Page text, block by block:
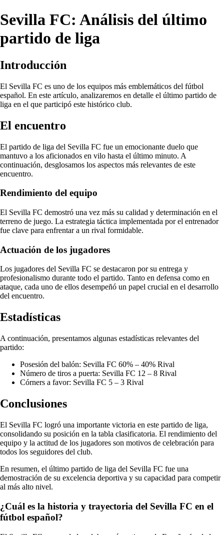
Sevilla FC: Análisis del último
partido de liga
Introducción
El Sevilla FC es uno de los equipos más emblemáticos del fútbol
español. En este artículo, analizaremos en detalle el último partido de
liga en el que participó este histórico club.
El encuentro
El partido de liga del Sevilla FC fue un emocionante duelo que
mantuvo a los aficionados en vilo hasta el último minuto. A
continuación, desglosamos los aspectos más relevantes de este
encuentro.
Rendimiento del equipo
El Sevilla FC demostró una vez más su calidad y determinación en el
terreno de juego. La estrategia táctica implementada por el entrenador
fue clave para enfrentar a un rival formidable.
Actuación de los jugadores
Los jugadores del Sevilla FC se destacaron por su entrega y
profesionalismo durante todo el partido. Tanto en defensa como en
ataque, cada uno de ellos desempeñó un papel crucial en el desarrollo
del encuentro.
Estadísticas
A continuación, presentamos algunas estadísticas relevantes del
partido:
Posesión del balón: Sevilla FC 60% – 40% Rival
Número de tiros a puerta: Sevilla FC 12 – 8 Rival
Córners a favor: Sevilla FC 5 – 3 Rival
Conclusiones
El Sevilla FC logró una importante victoria en este partido de liga,
consolidando su posición en la tabla clasificatoria. El rendimiento del
equipo y la actitud de los jugadores son motivos de celebración para
todos los seguidores del club.
En resumen, el último partido de liga del Sevilla FC fue una
demostración de su excelencia deportiva y su capacidad para competir
al más alto nivel.
¿Cuál es la historia y trayectoria del Sevilla FC en el
fútbol español?